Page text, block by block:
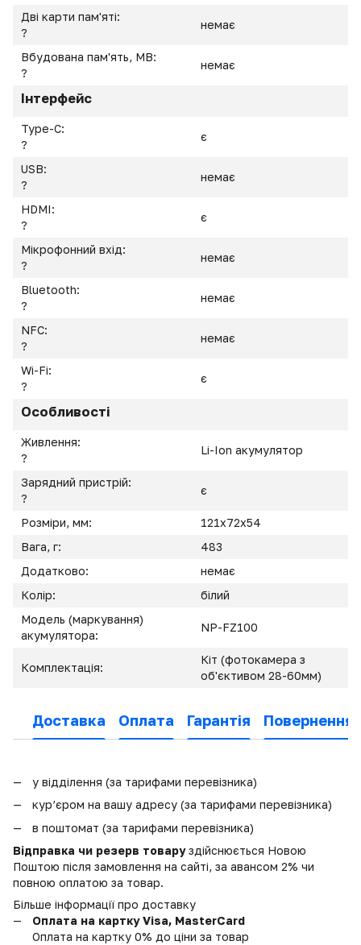
Дві карти пам'яті:
?
немає
Вбудована пам'ять, MB:
?
немає
Інтерфейс
Type-C:
?
є
USB:
?
немає
HDMI:
?
є
Мікрофонний вхід:
?
немає
Bluetooth:
?
немає
NFC:
?
немає
Wi-Fi:
?
є
Особливості
Живлення:
?
Li-Ion акумулятор
Зарядний пристрій:
?
є
Розміри, мм:
121x72x54
Вага, г:
483
Додатково:
немає
Колір:
білий
Модель (маркування)
акумулятора:
NP-FZ100
Комплектація:
Кіт (фотокамера з
об'єктивом 28-60мм)
Доставка Оплата Гарантія Повернення
у відділення (за тарифами перевізника)
кур’єром на вашу адресу (за тарифами перевізника)
в поштомат (за тарифами перевізника)
Відправка чи резерв товаруздійснюється Новою
Поштою після замовлення на сайті, за авансом 2% чи
повною оплатою за товар.
Більше інформації про доставку
Оплата на картку Visa, MasterCard
Оплата на картку 0% до ціни за товар